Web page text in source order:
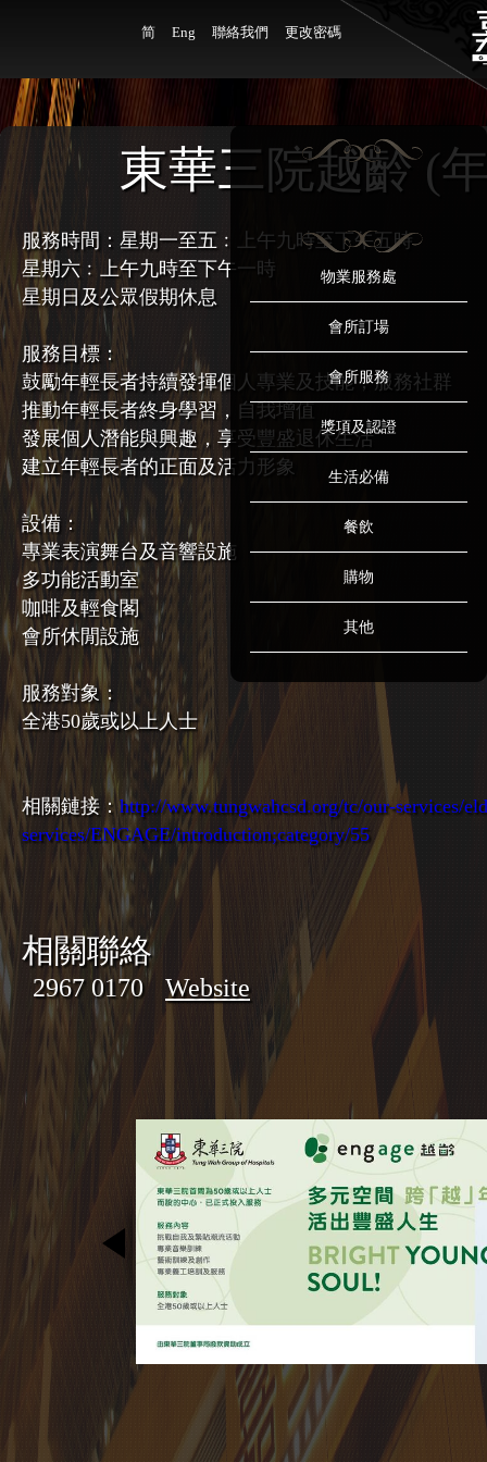
简 Eng 聯絡我們 更改密碼
物業服務處
會所訂場
會所服務
獎項及認證
生活必備
餐飲
購物
其他
東華三院越齡 (
服務時間：星期一至五﹕上午九時至下午五時
星期六﹕上午九時至下午一時
星期日及公眾假期休息
服務目標：
鼓勵年輕長者持續發揮個人專業及技能，服務社群
推動年輕長者終身學習，自我增值
發展個人潛能與興趣，享受豐盛退休生活
建立年輕長者的正面及活力形象
設備：
專業表演舞台及音響設施
多功能活動室
咖啡及輕食閣
會所休閒設施
服務對象：
全港50歲或以上人士
相關鏈接：http://www.tungwahcsd.org/tc/our-services/
services/ENGAGE/introduction;category/55
相關聯絡
2967 0170 Website